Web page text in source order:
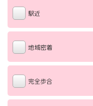
駅近
地域密着
完全歩合